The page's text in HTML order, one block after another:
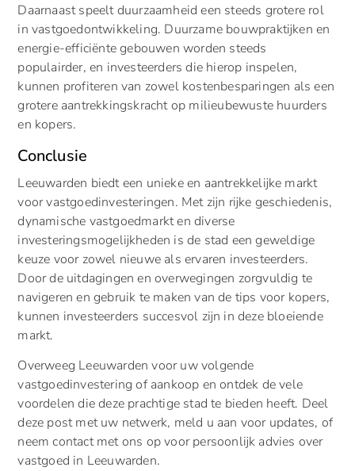
Daarnaast speelt duurzaamheid een steeds grotere rol
in vastgoedontwikkeling. Duurzame bouwpraktijken en
energie-efficiënte gebouwen worden steeds
populairder, en investeerders die hierop inspelen,
kunnen profiteren van zowel kostenbesparingen als een
grotere aantrekkingskracht op milieubewuste huurders
en kopers.
Conclusie
Leeuwarden biedt een unieke en aantrekkelijke markt
voor vastgoedinvesteringen. Met zijn rijke geschiedenis,
dynamische vastgoedmarkt en diverse
investeringsmogelijkheden is de stad een geweldige
keuze voor zowel nieuwe als ervaren investeerders.
Door de uitdagingen en overwegingen zorgvuldig te
navigeren en gebruik te maken van de tips voor kopers,
kunnen investeerders succesvol zijn in deze bloeiende
markt.
Overweeg Leeuwarden voor uw volgende
vastgoedinvestering of aankoop en ontdek de vele
voordelen die deze prachtige stad te bieden heeft. Deel
deze post met uw netwerk, meld u aan voor updates, of
neem contact met ons op voor persoonlijk advies over
vastgoed in Leeuwarden.